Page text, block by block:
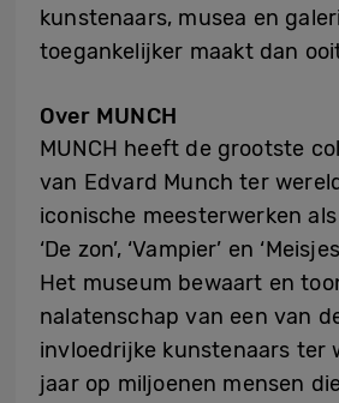
kunstenaars, musea en
toegankelijker maakt dan
Over MUNCH
MUNCH heeft de grootste
van Edvard Munch ter
iconische meesterwerken als
‘De zon’, ‘Vampier’ en
Het museum bewaart en
nalatenschap van een van
invloedrijke kunstenaars ter
jaar op miljoenen mensen